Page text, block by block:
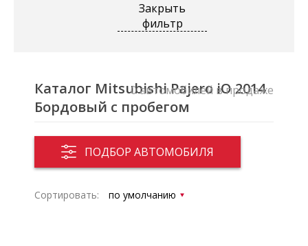
Закрыть
фильтр
Каталог Mitsubishi Pajero iO 2014
Бордовый с пробегом
ПОДБОР АВТОМОБИЛЯ
0 автомобилей в продаже
Сортировать: